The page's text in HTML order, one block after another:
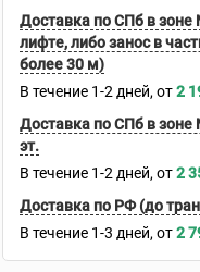
Доставка по СПб в
лифте, либо занос в
более 30 м)
В течение 1-2 дней 2
Доставка по СПб в
эт.
В течение 1-2 дней 2
Доставка по РФ (до
В течение 1-3 дней 2